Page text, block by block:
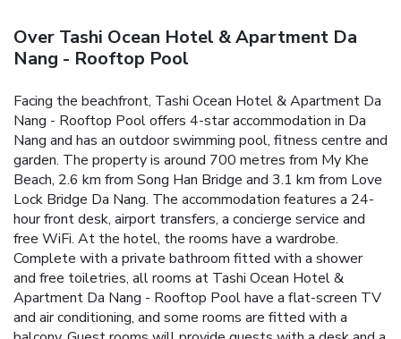
Over Tashi Ocean Hotel & Apartment Da
Nang - Rooftop Pool
Facing the beachfront, Tashi Ocean Hotel & Apartment Da
Nang - Rooftop Pool offers 4-star accommodation in Da
Nang and has an outdoor swimming pool, fitness centre and
garden. The property is around 700 metres from My Khe
Beach, 2.6 km from Song Han Bridge and 3.1 km from Love
Lock Bridge Da Nang. The accommodation features a 24-
hour front desk, airport transfers, a concierge service and
free WiFi. At the hotel, the rooms have a wardrobe.
Complete with a private bathroom fitted with a shower
and free toiletries, all rooms at Tashi Ocean Hotel &
Apartment Da Nang - Rooftop Pool have a flat-screen TV
and air conditioning, and some rooms are fitted with a